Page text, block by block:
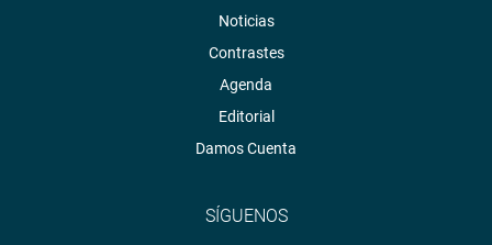
Noticias
Contrastes
Agenda
Editorial
Damos Cuenta
SÍGUENOS